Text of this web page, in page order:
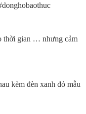
thời gian … nhưng cảm
kèm đèn xanh đỏ mẫu